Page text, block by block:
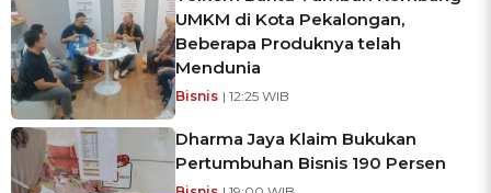
UMKM di Kota Pekalongan,
Beberapa Produknya telah
Mendunia
Bisnis | 12:25 WIB
Dharma Jaya Klaim Bukukan
Pertumbuhan Bisnis 190 Persen